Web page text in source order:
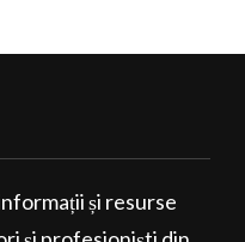
și resurse